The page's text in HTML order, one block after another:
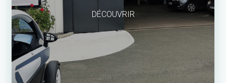
DÉCOUVRIR